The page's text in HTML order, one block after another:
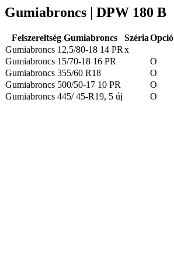
Gumiabroncs | DPW 180 B
Felszereltség Gumiabroncs SzériaOpció
Gumiabroncs 12,5/80-18 14 PR x
Gumiabroncs 15/70-18 16 PR
O
Gumiabroncs 355/60 R18
O
Gumiabroncs 500/50-17 10 PR
O
Gumiabroncs 445/ 45-R19, 5 új
O